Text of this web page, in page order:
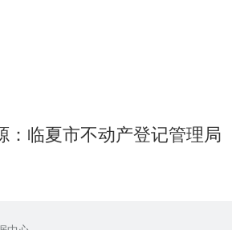
：临夏市不动产登记管理局